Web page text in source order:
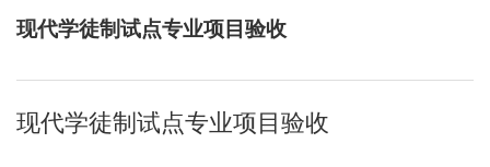
现代学徒制试点专业项目验收
现代学徒制试点专业项目验收